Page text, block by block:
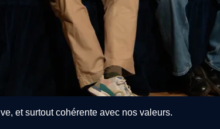
et surtout cohérente avec nos valeurs.